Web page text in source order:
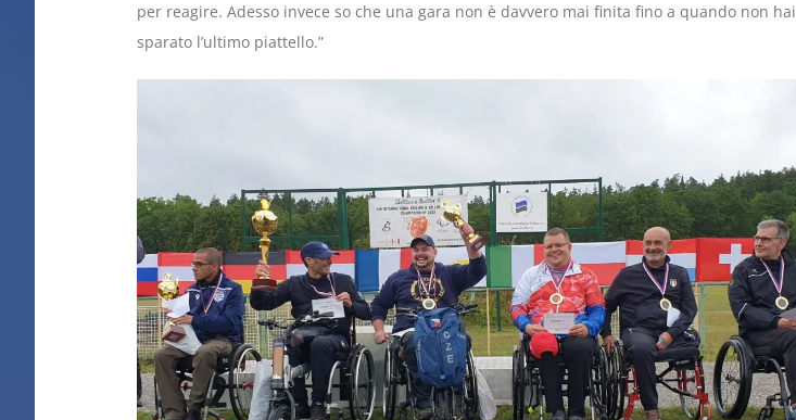
per reagire. Adesso invece so che una gara non è davvero mai finita fino a quando non hai
sparato l’ultimo piattello.”